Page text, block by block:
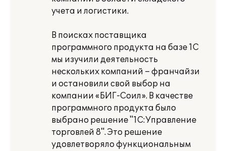
учета и логистики.
В поисках поставщика
программного продукта на базе 1С
мы изучили деятельность
нескольких компаний – франчайзи
и остановили свой выбор на
компании «БИГ-Соил». В качестве
программного продукта было
выбрано решение "1С:Управление
торговлей 8". Это решение
удовлетворяло функциональным